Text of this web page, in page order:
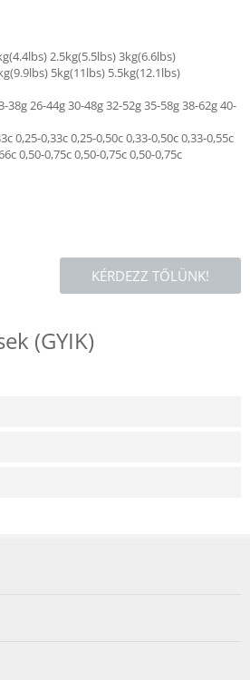
2.5kg(5.5lbs) 3kg(6.6lbs)
5kg(11lbs) 5.5kg(12.1lbs)
26-44g 30-48g 32-52g 35-58g 38-62g 40-
0,25-0,33c 0,25-0,50c 0,33-0,50c 0,33-0,55c
0,50-0,75c 0,50-0,75c 0,50-0,75c
KÉRDEZZ TŐLÜNK!
(GYIK)